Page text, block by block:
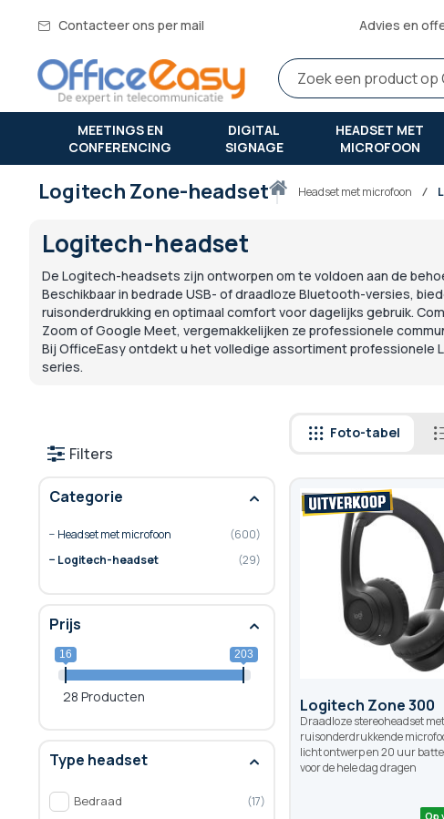
Contacteer ons per mail Advies en
MEETINGS EN
CONFERENCING
DIGITAL
SIGNAGE
HEADSET MET
MICROFOON
Thuisheadset met microfoon
Logitech Zone-headset
Logitech-headset
De Logitech-headsets zijn ontworpen om te voldoen aan de
Beschikbaar in bedrade USB- of draadloze Bluetooth-versies,
ruisonderdrukking en optimaal comfort voor dagelijks gebruik.
Zoom of Google Meet, vergemakkelijken ze professionele
Bij OfficeEasy ontdekt u het volledige assortiment professionele
series.
Foto-tabel
Logitech Zone 300
Draadloze stereoheadset met
ruisonderdrukkende
licht ontwerp en 20 uur
voor de hele dag dragen
Filters
Categorie
Headset met microfoon
600
Logitech-headset
29
Prijs
16 203
28 Producten
Type headset
Bedraad 17